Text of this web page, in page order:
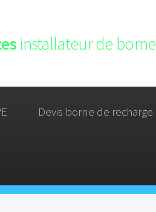
installateur de
Devis borne de recharge